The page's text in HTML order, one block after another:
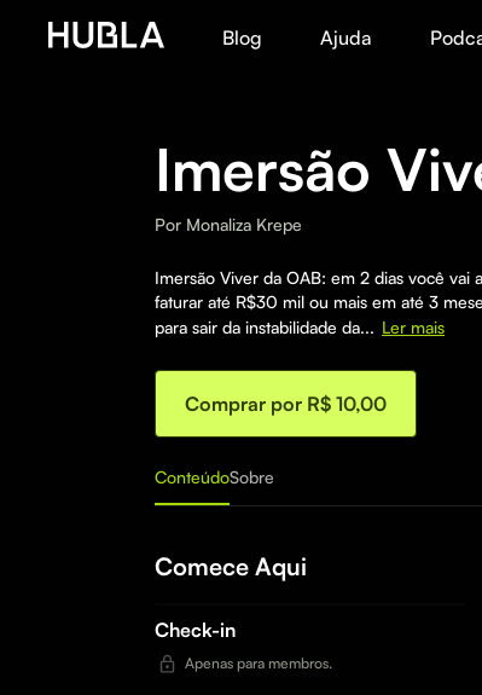
Blog Ajuda
Imersão
Por Monaliza Krepe
Imersão Viver da OAB: em 2 dias você vai
faturar até R$30 mil ou mais em até 3
para sair da instabilidade da... Ler mais
Comprar por R$ 10,00
ConteúdoSobre
Comece Aqui
Check-in
Apenas para membros.